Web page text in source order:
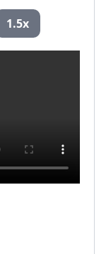
1.5x